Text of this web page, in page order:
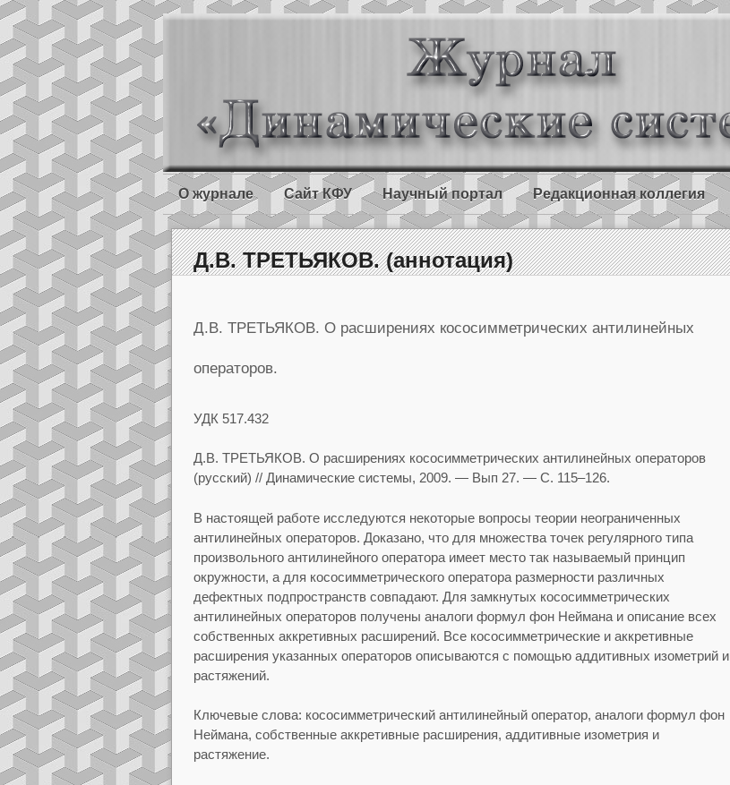
О журнале Сайт КФУ Научный портал Редакционная коллегия
Д.В. ТРЕТЬЯКОВ. (аннотация)
Д.В. ТРЕТЬЯКОВ. О расширениях кососимметрических антилинейных
операторов.
УДК 517.432
Д.В. ТРЕТЬЯКОВ. О расширениях кососимметрических антилинейных операторов
(русский) // Динамические системы, 2009. — Вып 27. — С. 115–126.
В настоящей работе исследуются некоторые вопросы теории неограниченных
антилинейных операторов. Доказано, что для множества точек регулярного типа
произвольного антилинейного оператора имеет место так называемый принцип
окружности, а для кососимметрического оператора размерности различных
дефектных подпространств совпадают. Для замкнутых кососимметрических
антилинейных операторов получены аналоги формул фон Неймана и описание всех
собственных аккретивных расширений. Все кососимметрические и аккретивные
расширения указанных операторов описываются с помощью аддитивных изометрий и
растяжений.
Ключевые слова: кососимметрический антилинейный оператор, аналоги формул фон
Неймана, собственные аккретивные расширения, аддитивные изометрия и
растяжение.